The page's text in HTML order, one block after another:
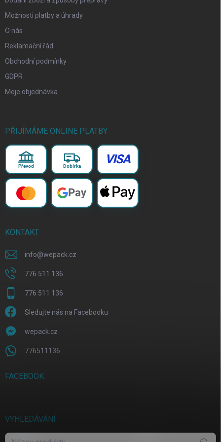
Možnosti platby a úhrady
O nás
Reklamační řád
Obchodní podmínky
GDPR
Moje objednávka
PŘIJÍMÁME ONLINE PLATBY
Převod Dobírka VISA
Pay
KONTAKT
info@wepack.cz
776 511 136
776 511 136
Sledujte nás na Facebooku
wepack.cz
776511136
FACEBOOK
VYHLEDÁVÁNÍ